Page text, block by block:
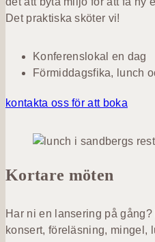
Det praktiska sköter vi!
Konferenslokal en dag
Förmiddagsfika, lunch
kontakta oss för att boka
Kortare möten
Har ni en lansering på
konsert, föreläsning, mingel,